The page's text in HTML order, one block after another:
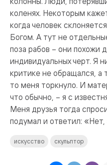
коленях. Некоторым
когда человек
Богом. А тут не
поза рабов – они похожи
индивидуальных черт. Я
критике не обращался, а
то меня торкнуло. И
что обычно, – я с
Меня друзья тогда
подумал и ответил: «Нет,
искусство скульптор